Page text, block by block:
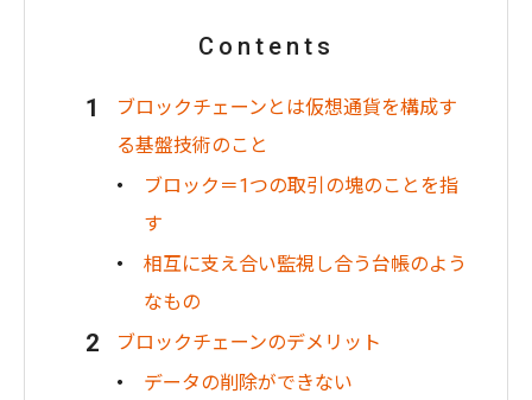
Contents
ブロックチェーンとは仮想通貨を構成す
る基盤技術のこと
ブロック＝1つの取引の塊のことを指
す
相互に支え合い監視し合う台帳のよう
なもの
ブロックチェーンのデメリット
データの削除ができない